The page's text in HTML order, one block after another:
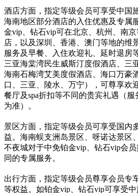
酒店方面，指定等级会员可享受中国
海南地区部分酒店的入住优惠及专属
金vip、钻石vip可在北京、杭州、南
店，以及深圳、香港、澳门等地的维
服务及早餐、入住欢迎礼、延时退房
三亚海棠湾民生威斯汀度假酒店、三
海南石梅湾艾美度假酒店、海口万豪
口、三亚、陵水、万宁），可尊享欢
餐厅及spa折扣等不同的贵宾礼遇（
为准）。
景区方面，指定等级会员可享受国内
益。海南蜈支洲岛景区、呀诺达景区
不夜城对于中免铂金vip、钻石vip会
同的专属服务。
出行方面，指定等级会员尊享会员专
等权益。如铂金vip、钻石vip可享受